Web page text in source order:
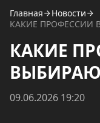
Главная
Новости
КАКИЕ ПРОФЕССИИ
КАКИЕ
09.06.2026 19:20